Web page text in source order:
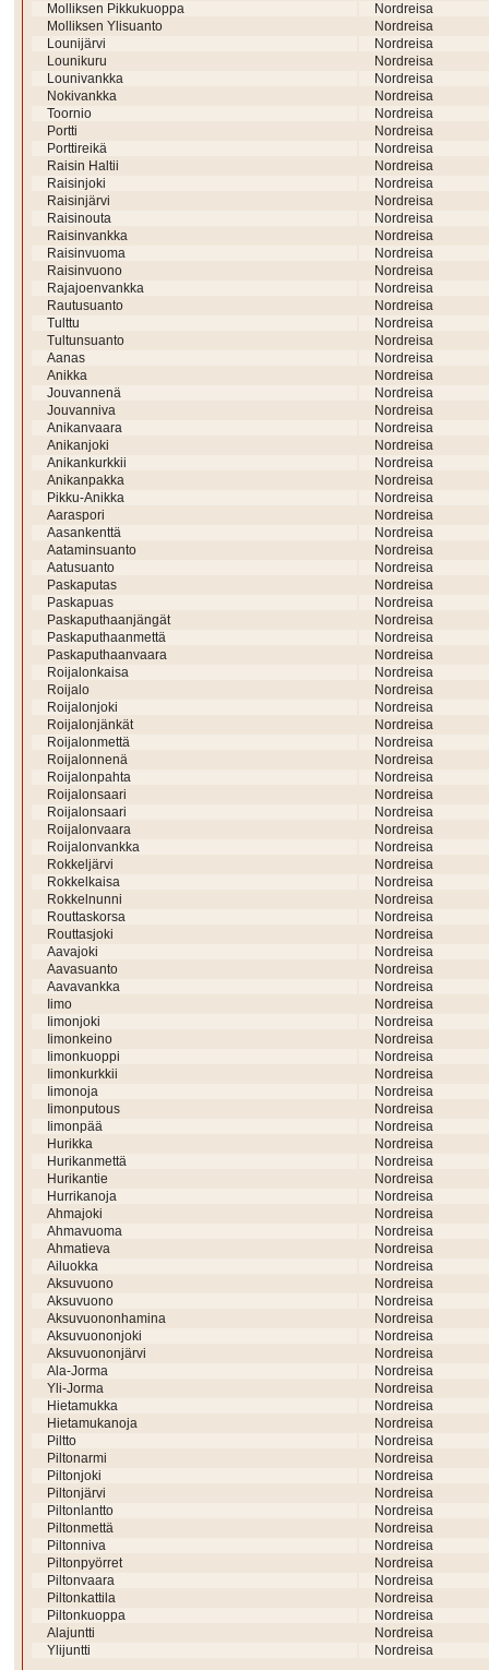
Molliksen Pikkukuoppa
Nordreisa
Molliksen Ylisuanto
Nordreisa
Lounijärvi
Nordreisa
Lounikuru
Nordreisa
Lounivankka
Nordreisa
Nokivankka
Nordreisa
Toornio
Nordreisa
Portti
Nordreisa
Porttireikä
Nordreisa
Raisin Haltii
Nordreisa
Raisinjoki
Nordreisa
Raisinjärvi
Nordreisa
Raisinouta
Nordreisa
Raisinvankka
Nordreisa
Raisinvuoma
Nordreisa
Raisinvuono
Nordreisa
Rajajoenvankka
Nordreisa
Rautusuanto
Nordreisa
Tulttu
Nordreisa
Tultunsuanto
Nordreisa
Aanas
Nordreisa
Anikka
Nordreisa
Jouvannenä
Nordreisa
Jouvanniva
Nordreisa
Anikanvaara
Nordreisa
Anikanjoki
Nordreisa
Anikankurkkii
Nordreisa
Anikanpakka
Nordreisa
Pikku-Anikka
Nordreisa
Aaraspori
Nordreisa
Aasankenttä
Nordreisa
Aataminsuanto
Nordreisa
Aatusuanto
Nordreisa
Paskaputas
Nordreisa
Paskapuas
Nordreisa
Paskaputhaanjängät
Nordreisa
Paskaputhaanmettä
Nordreisa
Paskaputhaanvaara
Nordreisa
Roijalonkaisa
Nordreisa
Roijalo
Nordreisa
Roijalonjoki
Nordreisa
Roijalonjänkät
Nordreisa
Roijalonmettä
Nordreisa
Roijalonnenä
Nordreisa
Roijalonpahta
Nordreisa
Roijalonsaari
Nordreisa
Roijalonsaari
Nordreisa
Roijalonvaara
Nordreisa
Roijalonvankka
Nordreisa
Rokkeljärvi
Nordreisa
Rokkelkaisa
Nordreisa
Rokkelnunni
Nordreisa
Routtaskorsa
Nordreisa
Routtasjoki
Nordreisa
Aavajoki
Nordreisa
Aavasuanto
Nordreisa
Aavavankka
Nordreisa
Iimo
Nordreisa
Iimonjoki
Nordreisa
Iimonkeino
Nordreisa
Iimonkuoppi
Nordreisa
Iimonkurkkii
Nordreisa
Iimonoja
Nordreisa
Iimonputous
Nordreisa
Iimonpää
Nordreisa
Hurikka
Nordreisa
Hurikanmettä
Nordreisa
Hurikantie
Nordreisa
Hurrikanoja
Nordreisa
Ahmajoki
Nordreisa
Ahmavuoma
Nordreisa
Ahmatieva
Nordreisa
Ailuokka
Nordreisa
Aksuvuono
Nordreisa
Aksuvuono
Nordreisa
Aksuvuononhamina
Nordreisa
Aksuvuononjoki
Nordreisa
Aksuvuononjärvi
Nordreisa
Ala-Jorma
Nordreisa
Yli-Jorma
Nordreisa
Hietamukka
Nordreisa
Hietamukanoja
Nordreisa
Piltto
Nordreisa
Piltonarmi
Nordreisa
Piltonjoki
Nordreisa
Piltonjärvi
Nordreisa
Piltonlantto
Nordreisa
Piltonmettä
Nordreisa
Piltonniva
Nordreisa
Piltonpyörret
Nordreisa
Piltonvaara
Nordreisa
Piltonkattila
Nordreisa
Piltonkuoppa
Nordreisa
Alajuntti
Nordreisa
Ylijuntti
Nordreisa